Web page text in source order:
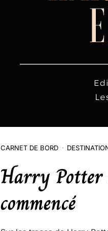
CARNET DE BORD
Harry Potter
commencé